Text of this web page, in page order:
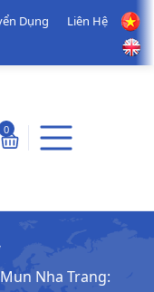
Dụng Liên Hệ
0
Nha Trang: